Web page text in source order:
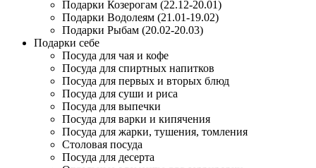
Подарки Козерогам (22.12-20.01)
Подарки Водолеям (21.01-19.02)
Подарки Рыбам (20.02-20.03)
Подарки себе
Посуда для чая и кофе
Посуда для спиртных напитков
Посуда для первых и вторых блюд
Посуда для суши и риса
Посуда для выпечки
Посуда для варки и кипячения
Посуда для жарки, тушения, томления
Столовая посуда
Посуда для десерта